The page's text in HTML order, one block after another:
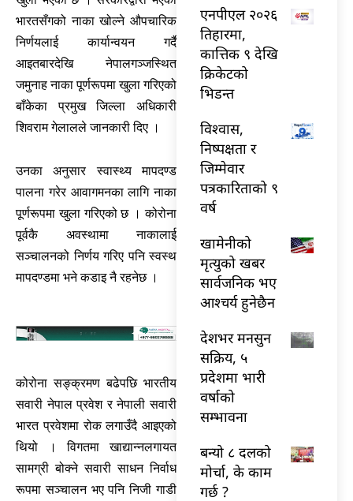
भारतसँगको नाका खोल्ने औपचारिक
निर्णयलाई कार्यान्वयन गर्दै
आइतबारदेखि नेपालगञ्जस्थित
जमुनाह नाका पूर्णरूपमा खुला गरिएको
बाँकेका प्रमुख जिल्ला अधिकारी
शिवराम गेलालले जानकारी दिए ।
उनका अनुसार स्वास्थ्य मापदण्ड
पालना गरेर आवागमनका लागि नाका
पूर्णरूपमा खुला गरिएको छ । कोरोना
पूर्वकै अवस्थामा नाकालाई
सञ्चालनको निर्णय गरिए पनि स्वस्थ
मापदण्डमा भने कडाइ नै रहनेछ ।
कोरोना सङ्क्रमण बढेपछि भारतीय
सवारी नेपाल प्रवेश र नेपाली सवारी
भारत प्रवेशमा रोक लगाउँदै आइएको
थियो । विगतमा खाद्यान्नलगायत
सामग्री बोक्ने सवारी साधन निर्वाध
रूपमा सञ्चालन भए पनि निजी गाडी
एनपीएल २०२६
तिहारमा,
कात्तिक ९ देखि
क्रिकेटको
भिडन्त
विश्वास,
निष्पक्षता र
जिम्मेवार
पत्रकारिताको ९
वर्ष
खामेनीको
मृत्युको खबर
सार्वजनिक भए
आश्चर्य हुनेछैन
देशभर मनसुन
सक्रिय, ५
प्रदेशमा भारी
वर्षाको
सम्भावना
बन्यो ८ दलको
मोर्चा, के काम
गर्छ ?